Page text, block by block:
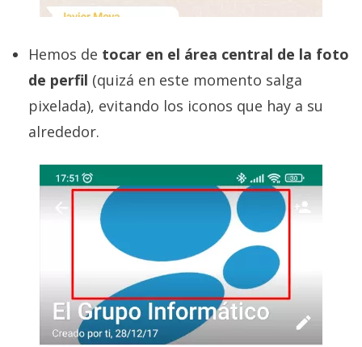
Hemos de tocar en el área central de la foto
de perfil (quizá en este momento salga
pixelada), evitando los iconos que hay a su
alrededor.